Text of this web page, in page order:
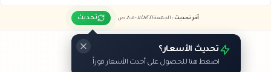
آخر تحديث : الجمعة ٠٧ /٠٨/٢٠٢٦ - ٠٨:٠٥ ص تحديث
تحديث الأسعار؟
اضغط هنا للحصول على أحدث الأسعار فوراً